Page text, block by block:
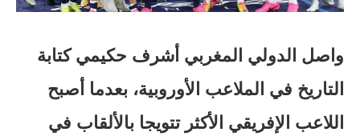
واصل الدولي المغربي أشرف حكيمي كتابة
التاريخ في الملاعب الأوروبية، بعدما أصبح
اللاعب الإفريقي الأكثر تتويجا بالألقاب في